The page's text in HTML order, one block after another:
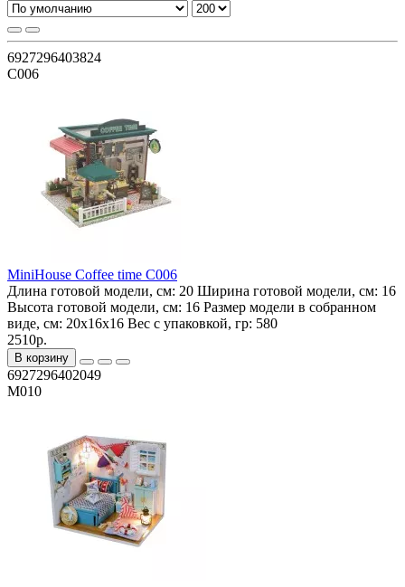
6927296403824
C006
MiniHouse Coffee time C006
Длина готовой модели, см: 20 Ширина готовой модели, см: 16
Высота готовой модели, см: 16 Размер модели в собранном
виде, см: 20x16x16 Вес с упаковкой, гр: 580
2510р.
В корзину
6927296402049
M010